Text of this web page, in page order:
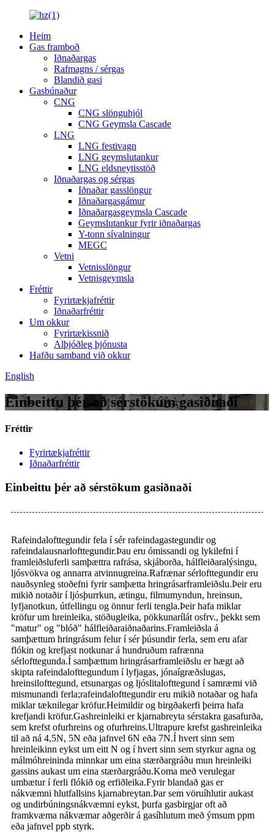
Heim
Gas framboð
Iðnaðargas
Rafmagns / sérgas
Blandið gasi
Gasbúnaður
CNG
CNG slönguhjól
CNG Geymsla Cascade
LNG
LNG festivagn
LNG geymslutankur
LNG eldsneytisstöð
Iðnaðargas og sérgas
Iðnaðar gasslöngur
Iðnaðargasgámur
Iðnaðargasgeymsla Cascade
Geymslutankur fyrir iðnaðargas
Y-tonn sívalningur
MEGC
Vetni
Vetnisslöngur
Vetnisgeymsla
Fréttir
Fyrirtækjafréttir
Iðnaðarfréttir
Um okkur
Fyrirtækissnið
Alþjóðleg þjónusta
Hafðu samband við okkur
English
Einbeittu þér að sérstökum gasiðnaði
Fréttir
Fyrirtækjafréttir
Iðnaðarfréttir
Einbeittu þér að sérstökum gasiðnaði
Rafeindalofttegundir fela í sér rafeindagastegundir og
rafeindalausnarlofttegundir.Þau eru ómissandi og lykilefni í
framleiðsluferli samþættra rafrása, skjáborða, hálfleiðaralýsingu,
ljósvökva og annarra atvinnugreina.Rafrænar sérlofttegundir eru
nauðsynleg stoðefni fyrir samþætta hringrásarframleiðslu.Þeir eru
mikið notaðir í ljósþurrkun, ætingu, filmumyndun, hreinsun,
lyfjanotkun, útfellingu og önnur ferli tengla.Þeir hafa miklar
kröfur um hreinleika, stöðugleika, pökkunarílát osfrv., þekkt sem
"matur" og "blóð" hálfleiðaraiðnaðarins.Framleiðsla á
samþættum hringrásum felur í sér þúsundir ferla, sem eru afar
flókin og krefjast notkunar á hundruðum rafrænna
sérlofttegunda.Í samþættum hringrásarframleiðslu er hægt að
skipta rafeindalofttegundum í lyfjagas, jónaígræðslugas,
hreinsilofttegund, etsunargas og ljóslitalofttegund í samræmi við
mismunandi ferla;rafeindalofttegundir eru mikið notaðar og hafa
miklar tæknilegar kröfur.Heimildir og birgðakerfi þeirra hafa
krefjandi kröfur.Gashreinleiki er kjarnabreyta sérstakra gasafurða,
sem krefst ofurhreins og ofurhreins.Ultrapure krefst gashreinleika
til að ná 4,5N, 5N eða jafnvel 6N eða 7N.Í hvert sinn sem
hreinleikinn eykst um eitt N og í hvert sinn sem styrkur agna og
málmóhreininda minnkar um eina stærðargráðu mun hreinleiki
gassins aukast um eina stærðargráðu.Koma með verulegar
umbætur í ferli flókið og erfiðleika.Fyrir blandað gas er
nákvæmni hlutfallsins kjarnabreytan.Þar sem vöruíhlutir aukast
og undirbúningsnákvæmni eykst, þurfa gasbirgjar oft að
framkvæma nákvæmar aðgerðir á gasíhlutum með ýmsum ppm
eða jafnvel ppb styrk.